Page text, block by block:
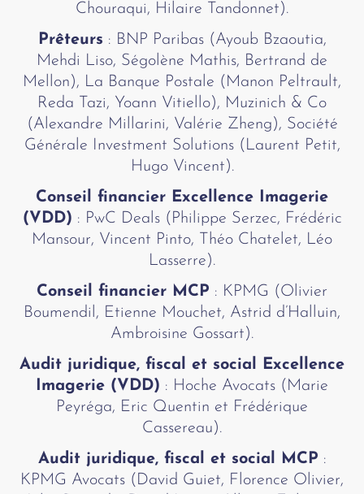
Chouraqui, Hilaire Tandonnet).
Prêteurs : BNP Paribas (Ayoub Bzaoutia,
Mehdi Liso, Ségolène Mathis, Bertrand de
Mellon), La Banque Postale (Manon Peltrault,
Reda Tazi, Yoann Vitiello), Muzinich & Co
(Alexandre Millarini, Valérie Zheng), Société
Générale Investment Solutions (Laurent Petit,
Hugo Vincent).
Conseil financier Excellence Imagerie
(VDD) : PwC Deals (Philippe Serzec, Frédéric
Mansour, Vincent Pinto, Théo Chatelet, Léo
Lasserre).
Conseil financier MCP : KPMG (Olivier
Boumendil, Etienne Mouchet, Astrid d’Halluin,
Ambroisine Gossart).
Audit juridique, fiscal et social Excellence
Imagerie (VDD) : Hoche Avocats (Marie
Peyréga, Eric Quentin et Frédérique
Cassereau).
Audit juridique, fiscal et social MCP :
KPMG Avocats (David Guiet, Florence Olivier,